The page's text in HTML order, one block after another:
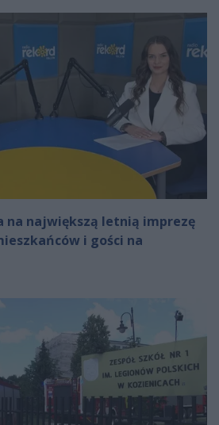
na największą letnią imprezę
i gości na